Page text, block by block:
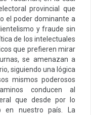
provincial que
el poder dominante a
y fraude sin
de los intelectuales
que prefieren mirar
se amenazan a
siguiendo una lógica
mismos poderosos
conducen al
que desde por lo
en nuestro país. La